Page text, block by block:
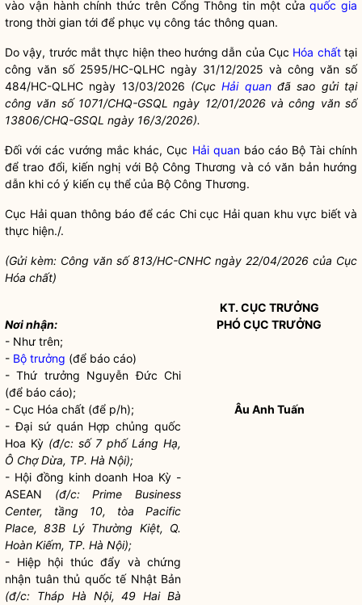
vào vận hành chính thức trên Cổng Thông tin một cửaquốc gia
trong thời gian tới để phục vụ công tác thông quan.
Do vậy, trước mắt thực hiện theo hướng dẫn của Cục Hóa chấttại
công văn số 2595/HC-QLHC ngày 31/12/2025 và công văn số
484/HC-QLHC ngày 13/03/2026 (CụcHải quanđã sao gửi tại
công văn số 1071/CHQ-GSQL ngày 12/01/2026 và công văn số
13806/CHQ-GSQL ngày 16/3/2026).
Đối với các vướng mắc khác, Cục Hải quanbáo cáo Bộ Tài chính
để trao đổi, kiến nghị với Bộ Công Thương và có văn bản hướng
dẫn khi có ý kiến cụ thể của Bộ Công Thương.
Cục Hải quan thông báo để các Chi cục Hải quan khu vực biết và
thực hiện./.
(Gửi kèm: Công văn số 813/HC-CNHC ngày 22/04/2026 của Cục
Hóa chất)
Nơi nhận:
- Như trên;
- Bộ trưởng (để báo cáo)
- Thứ trưởng Nguyễn Đức Chi
(để báo cáo);
- Cục Hóa chất (để p/h);
- Đại sứ quán Hợp chủng quốc
Hoa Kỳ (đ/c: số 7 phố Láng Hạ,
Ô Chợ Dừa, TP. Hà Nội);
- Hội đồng kinh doanh Hoa Kỳ -
ASEAN (đ/c: Prime Business
Center, tầng 10, tòa Pacific
Place, 83B Lý Thường Kiệt, Q.
Hoàn Kiếm, TP. Hà Nội);
- Hiệp hội thúc đẩy và chứng
nhận tuân thủ quốc tế Nhật Bản
(đ/c: Tháp Hà Nội, 49 Hai Bà
KT. CỤC TRƯỞNG
PHÓ CỤC TRƯỞNG
Âu Anh Tuấn